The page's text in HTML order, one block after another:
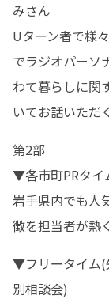
みさん
Uターン者で様
でラジオパーソ
わて暮らしに関
いてお話いただ
第2部
▼各市町PRタイ
岩手県内でも人
徴を担当者が熱
▼フリータイム(
別相談会)